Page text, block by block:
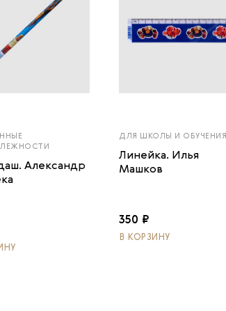
Александр
ДЛЯ ШКОЛЫ И ОБУЧЕНИЯ
Линейка. Илья
Машков
350 ₽
В КОРЗИНУ